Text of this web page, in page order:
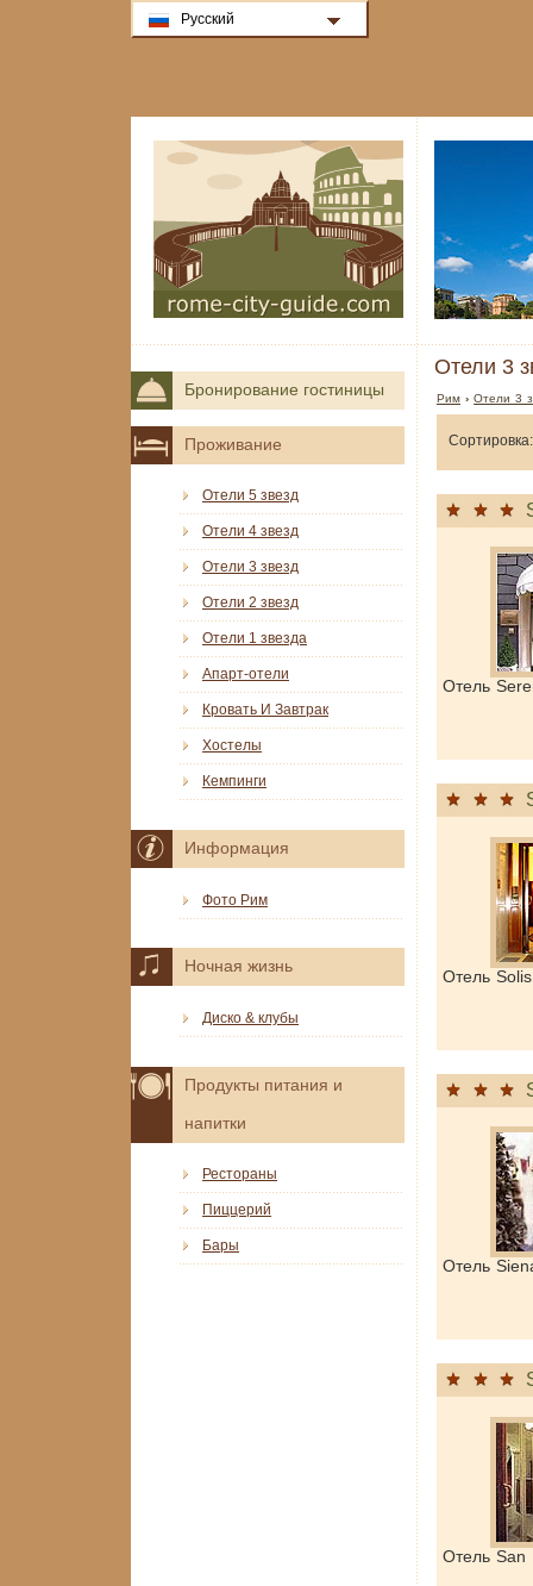
Отели 3
Рим ›Отели 3
Сортировка:
Отель
Отель
Отель
Отель San
Бронирование гостиницы
Проживание
Отели 5 звезд
Отели 4 звезд
Отели 3 звезд
Отели 2 звезд
Отели 1 звезда
Апарт-отели
Кровать И Завтрак
Хостелы
Кемпинги
Информация
Фото Рим
Ночная жизнь
Диско & клубы
Продукты питания и
напитки
Рестораны
Пиццерий
Бары
Русский